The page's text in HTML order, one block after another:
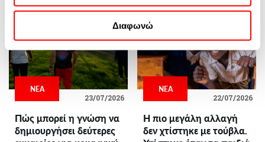
Περισσοτερες πληροφορίες μπορείτε να βρείτε στην
και στην
Πολιτική Απορρήτου της
Διαφωνώ
ΝΕΑ
23/07/2026
Πώς μπορεί η γνώση να
δημιουργήσει δεύτερες
ΝΕΑ
22/07/2026
Η πιο μεγάλη αλλαγή
δεν χτίστηκε με τούβλα.